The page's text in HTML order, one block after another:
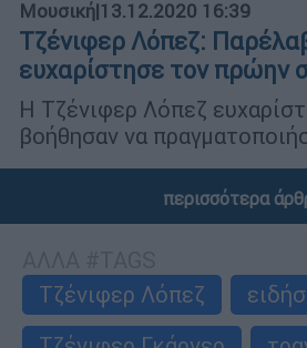
Μουσική|13.12.2020 16:39
Τζένιφερ Λόπεζ:
ευχαρίστησε τον πρώην
Η Τζένιφερ Λόπεζ
βοήθησαν να
περισσότερα
Τζένιφερ Λόπεζ